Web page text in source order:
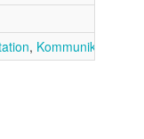
, Kommunikation